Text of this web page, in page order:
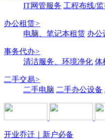
IT网管服务 工程布线/
办公租赁>
电脑、笔记本租赁 办公
事务代办>
清洁服务、环境净化 体
二手交易>
二手电脑 二手办公设备
开业乔迁｜新户必备